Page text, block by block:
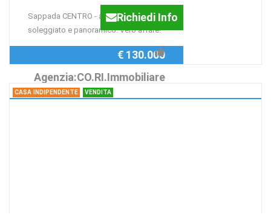
Sappada CENTRO - appartamento
soleggiato e panoramico. Vero affare!
Richiedi Info
Agenzia:CO.RI.Immobiliare
€ 130.000
CASA INDIPENDENTE VENDITA